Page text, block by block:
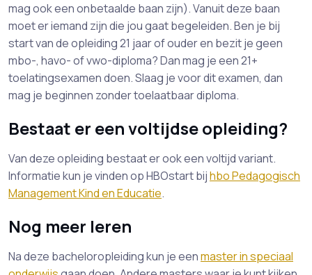
mag ook een onbetaalde baan zijn). Vanuit deze baan
moet er iemand zijn die jou gaat begeleiden. Ben je bij
start van de opleiding 21 jaar of ouder en bezit je geen
mbo-, havo- of vwo-diploma? Dan mag je een 21+
toelatingsexamen doen. Slaag je voor dit examen, dan
mag je beginnen zonder toelaatbaar diploma.
Bestaat er een voltijdse opleiding?
Van deze opleiding bestaat er ook een voltijd variant.
Informatie kun je vinden op HBOstart bijhbo Pedagogisch
Management Kind en Educatie.
Nog meer leren
Na deze bacheloropleiding kun je eenmaster in speciaal